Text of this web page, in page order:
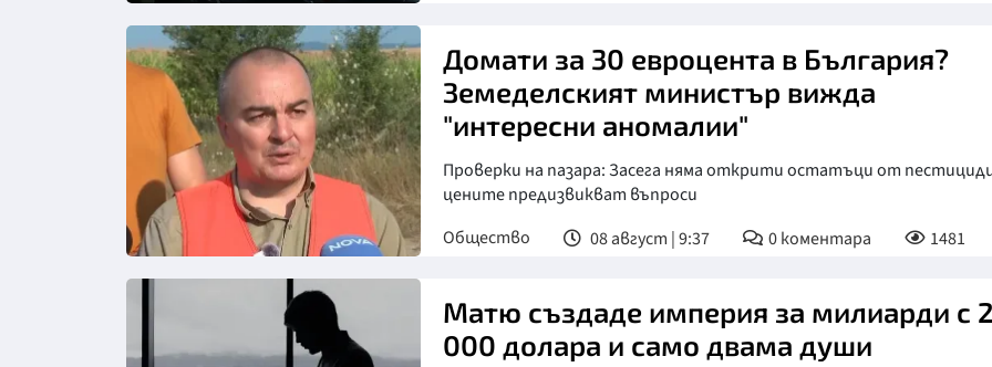
Снимка: Нова телевизия
Домати за 30 евроцента в България?
Земеделският министър вижда
"интересни аномалии"
Проверки на пазара: Засега няма открити остатъци от
цените предизвикват въпроси
Общество
08 август | 9:37 0коментара 1481
Матю създаде империя за милиарди с
000 долара и само двама души